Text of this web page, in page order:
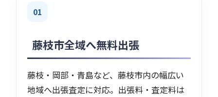
01
藤枝市全域へ無料出張
藤枝・岡部・青島など、藤枝市内の幅広い
地域へ出張査定に対応。出張料・査定料は